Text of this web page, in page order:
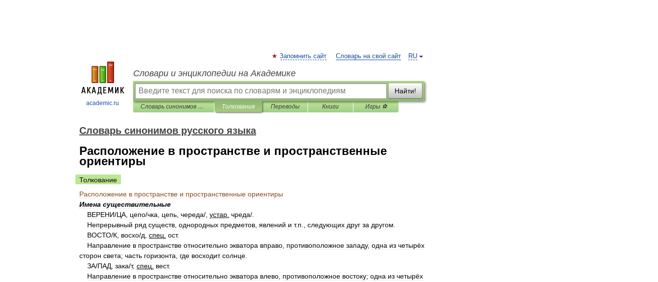
academic.ru
RU
Запомнить сайт Словарь на свой сайт
Словари и энциклопедии на Академике
Найти!
Словарь синонимов русского языка Толкования Переводы Книги Игры ⚽
Словарь синонимов русского языка
Расположение в пространстве и пространственные
ориентиры
Толкование
Расположение в пространстве и пространственные ориентиры
Имена существительные
ВЕРЕНИ/ЦА цепо/чка цепь череда/ устар чреда/
Непрерывный ряд существ однородных предметов явлений и т.п следующих друг за другом
ВОСТО/К восхо/д спец ост.
Направление в пространстве относительно экватора вправо противоположное западу, одна из четырёх
сторон света; часть горизонта где восходит солнце
ЗА/ПАД зака/т, спец вест.
Направление в пространстве относительно экватора влево противоположное востоку; одна из четырёх